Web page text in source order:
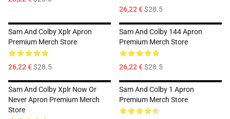
26,22 €$28.5
Sam And Colby Xplr Apron
Premium Merch Store
26,22 €$28.5
Sam And Colby 144 Apron
Premium Merch Store
26,22 €$28.5
Sam And Colby Xplr Now Or
Never Apron Premium Merch
Store
Sam And Colby 1 Apron
Premium Merch Store